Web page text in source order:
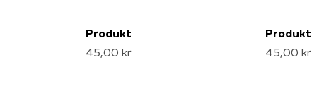
Produkt
45,00 kr
Produkt
45,00 kr